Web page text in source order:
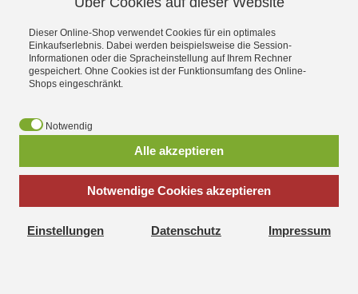
VERSAND- &
Dieser Online-Shop verwendet Cookies für ein optimales
Einkaufserlebnis. Dabei werden beispielsweise die Session-
Informationen oder die Spracheinstellung auf Ihrem Rechner
gespeichert. Ohne Cookies ist der Funktionsumfang des Online-
Shops eingeschränkt.
Notwendig
Alle akzeptieren
Notwendige Cookies akzeptieren
Einstellungen Datenschutz Impressum